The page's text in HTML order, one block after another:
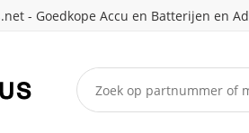
- Goedkope Accu en Batterijen en